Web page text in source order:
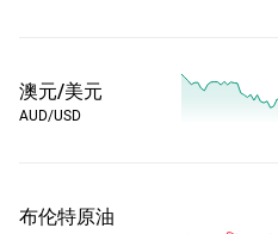
澳元/美元
AUD/USD
布伦特原油